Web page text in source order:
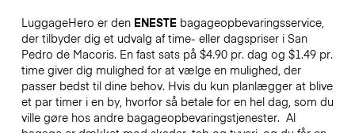
LuggageHero er den ENESTEbagageopbevaringsservice,
der tilbyder dig et udvalg af time- eller dagspriser i San
Pedro de Macoris. En fast sats på $4.90 pr. dag og $1.49 pr.
time giver dig mulighed for at vælge en mulighed, der
passer bedst til dine behov. Hvis du kun planlægger at blive
et par timer i en by, hvorfor så betale for en hel dag, som du
ville gøre hos andre bagageopbevaringstjenester. Al